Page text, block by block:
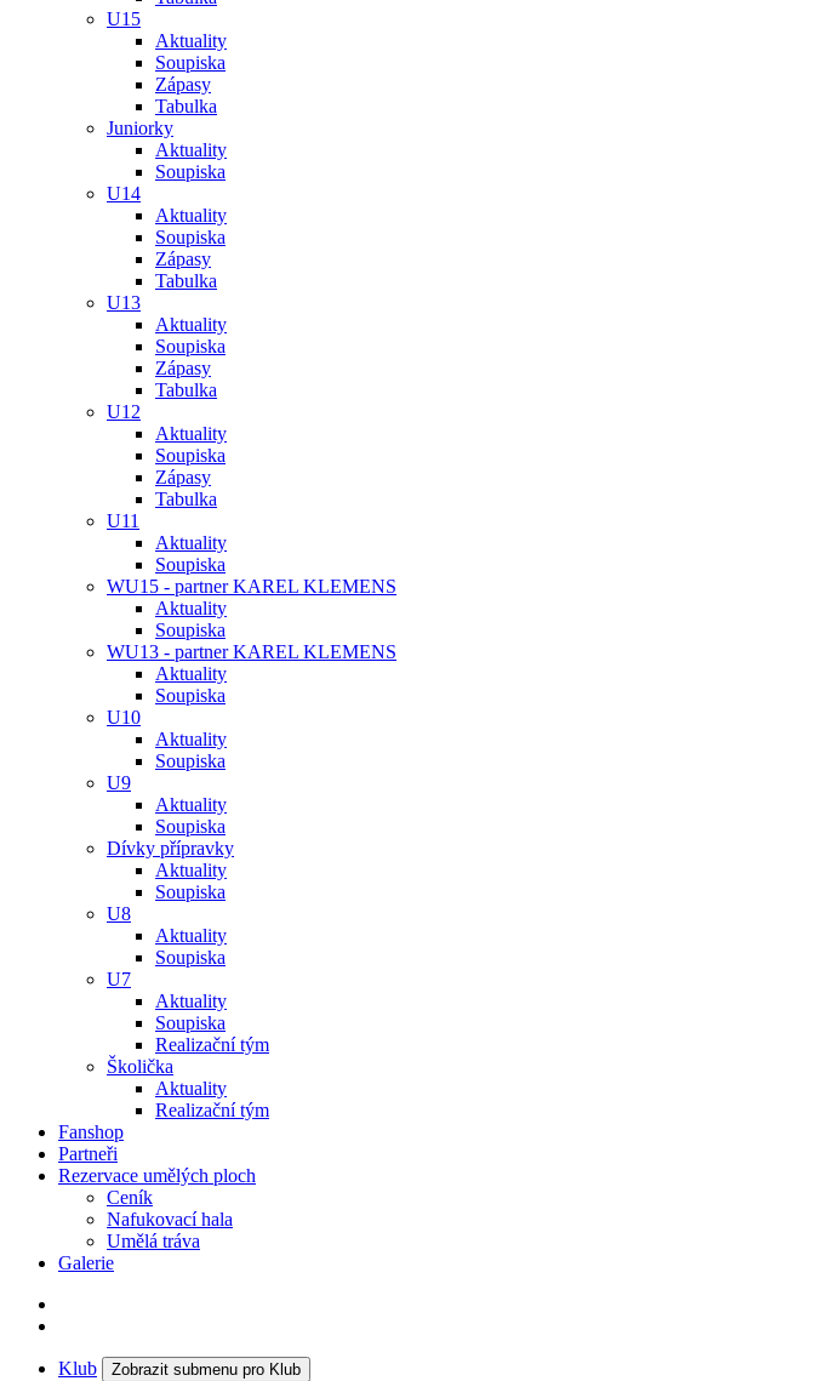
U15
Aktuality
Soupiska
Zápasy
Tabulka
Juniorky
Aktuality
Soupiska
U14
Aktuality
Soupiska
Zápasy
Tabulka
U13
Aktuality
Soupiska
Zápasy
Tabulka
U12
Aktuality
Soupiska
Zápasy
Tabulka
U11
Aktuality
Soupiska
WU15 - partner KAREL KLEMENS
Aktuality
Soupiska
WU13 - partner KAREL KLEMENS
Aktuality
Soupiska
U10
Aktuality
Soupiska
U9
Aktuality
Soupiska
Dívky přípravky
Aktuality
Soupiska
U8
Aktuality
Soupiska
U7
Aktuality
Soupiska
Realizační tým
Školička
Aktuality
Realizační tým
Fanshop
Partneři
Rezervace umělých ploch
Ceník
Nafukovací hala
Umělá tráva
Galerie
Klub Zobrazit submenu pro Klub